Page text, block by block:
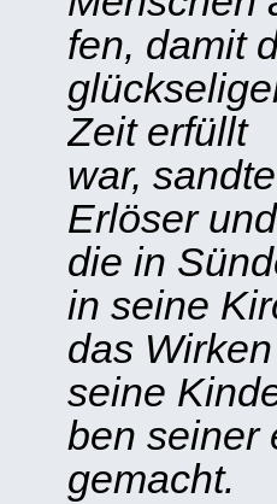
fen, damit
Zeit erfüllt
war,
Erlöser
die in
in seine
das
seine
ben seiner
gemacht.